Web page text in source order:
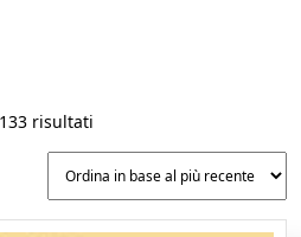
risultati
in
base
al
più